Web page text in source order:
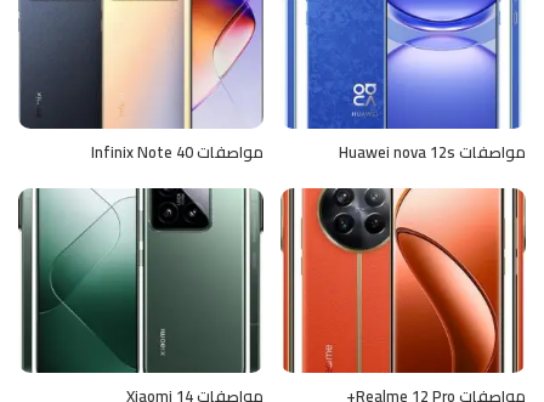
مواصفات Huawei nova 12s مواصفات Infinix Note 40
مواصفات Realme 12 Pro+ مواصفات Xiaomi 14